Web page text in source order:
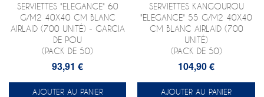
SERVIETTES "ELEGANCE" 60
G/M2 40X40 CM BLANC
AIRLAID (700 UNITÉ) - GARCIA
DE POU
(PACK DE 50)
93,91 €
AJOUTER AU PANIER
SERVIETTES KANGOUROU
"ELEGANCE" 55 G/M2 40X40
CM BLANC AIRLAID (700
UNITÉ)
(PACK DE 50)
104,90 €
AJOUTER AU PANIER